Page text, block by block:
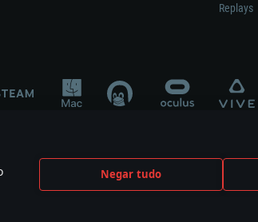
Negar tudo
Replays
no desenvolvimento, patrocínio ou aval do
of their respective owners.